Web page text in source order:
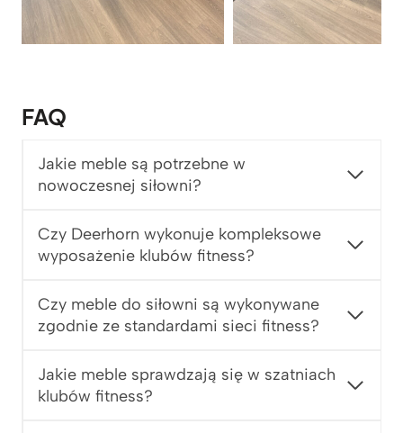
FAQ
Jakie meble są potrzebne w
nowoczesnej siłowni?
Czy Deerhorn wykonuje kompleksowe
wyposażenie klubów fitness?
Czy meble do siłowni są wykonywane
zgodnie ze standardami sieci fitness?
Jakie meble sprawdzają się w szatniach
klubów fitness?